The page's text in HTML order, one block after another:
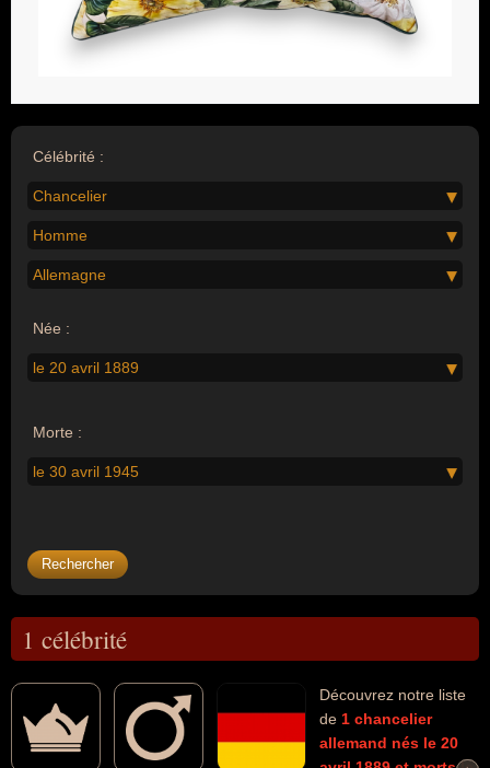
Célébrité :
Chancelier
Homme
Allemagne
Née :
le 20 avril 1889
Morte :
le 30 avril 1945
1 célébrité
Découvrez notre liste
de 1 chancelier
allemand nés le 20